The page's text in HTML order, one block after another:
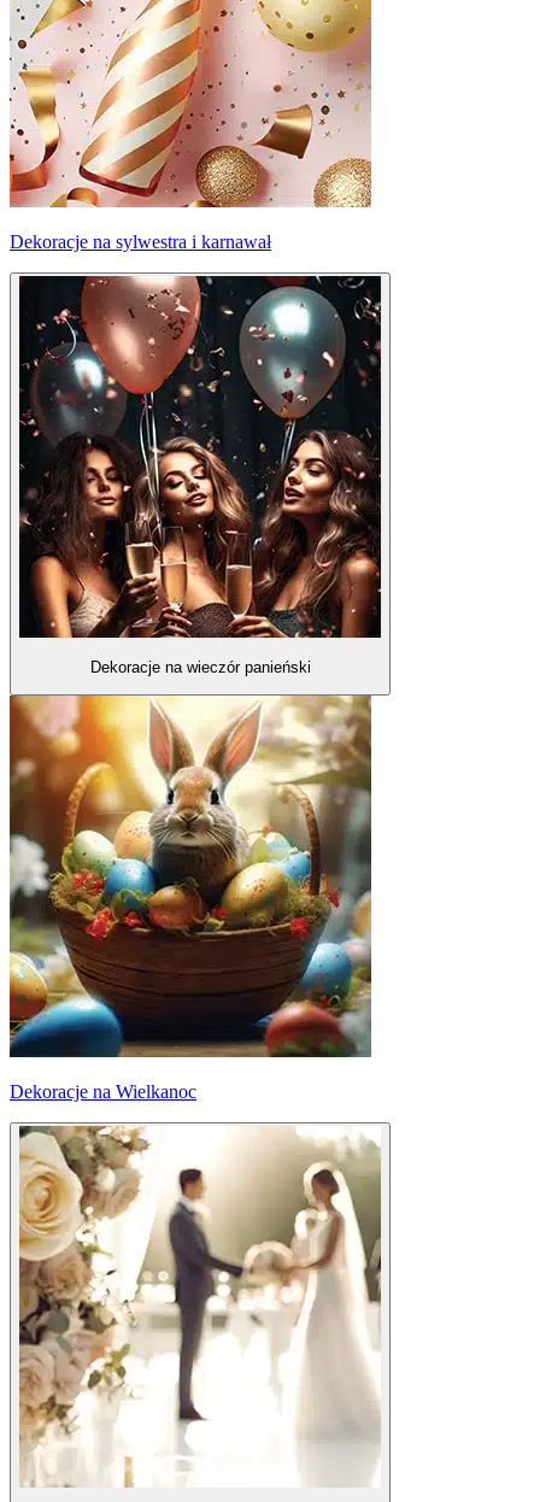
Dekoracje na sylwestra i karnawał
Dekoracje na wieczór panieński
Dekoracje na Wielkanoc